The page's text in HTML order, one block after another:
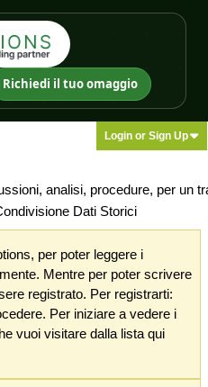
Richiedi il tuo omaggio
Login or Sign Up
analisi, procedure, per un
Dati Storici
per poter leggere i
Mentre per poter scrivere
registrato. Per registrarti:
Per iniziare a vedere i
vuoi visitare dalla lista qui